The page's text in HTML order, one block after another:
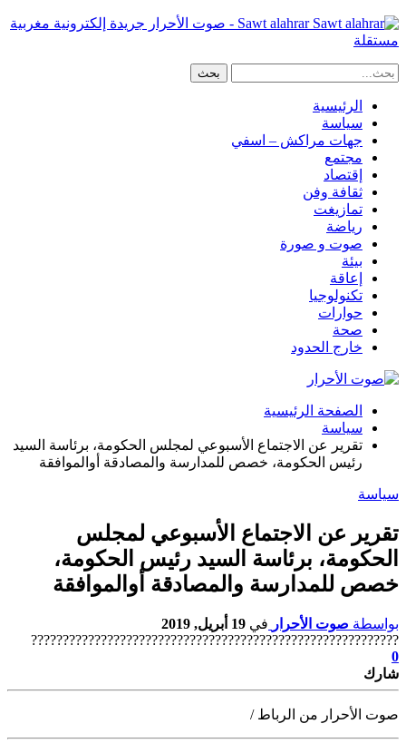
Sawt alahrar - صوت الأحرار جريدة إلكترونية مغربية
مستقلة
الرئيسية
سياسة
جهات مراكش – اسفي
مجتمع
إقتصاد
ثقافة وفن
تمازيغت
رياضة
صوت و صورة
بيئة
إعاقة
تكنولوجيا
حوارات
صحة
خارج الحدود
الصفحة الرئيسية
سياسة
تقرير عن الاجتماع الأسبوعي لمجلس الحكومة، برئاسة السيد
رئيس الحكومة، خصص للمدارسة والمصادقة أوالموافقة
سياسة
تقرير عن الاجتماع الأسبوعي لمجلس
الحكومة، برئاسة السيد رئيس الحكومة،
خصص للمدارسة والمصادقة أوالموافقة
بواسطة صوت الأحرار في 19 أبريل, 2019
??????????????????????????????????????????????????????????
0
شارك
صوت الأحرار من الرباط /